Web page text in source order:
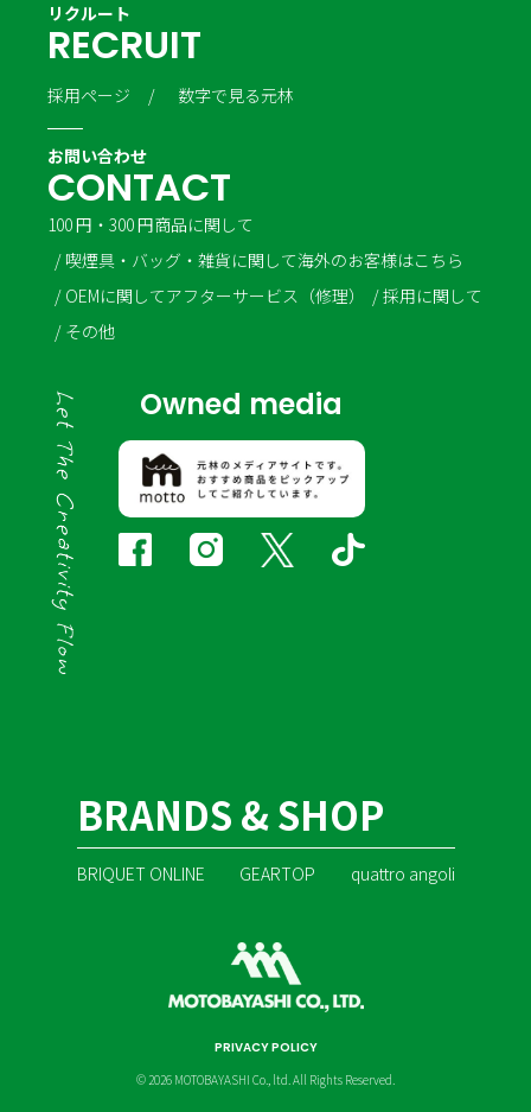
リクルート
RECRUIT
採用ページ 数字で見る元林
お問い合わせ
CONTACT
100 円・300 円商品に関して
喫煙具・バッグ・雑貨に関して海外のお客様はこちら
OEMに関してアフターサービス（修理）
採用に関して
その他
Owned media
BRANDS & SHOP
BRIQUET ONLINE GEARTOP quattro angoli
PRIVACY POLICY
© 2026 MOTOBAYASHI Co., ltd. All Rights Reserved.